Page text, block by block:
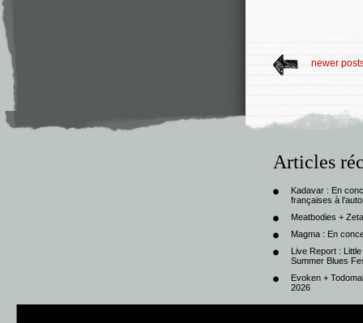
newer
Articles
Kadavar : En
françaises à
Meatbodies +
Magma : En
Live Report :
Summer Blues
Evoken +
2026